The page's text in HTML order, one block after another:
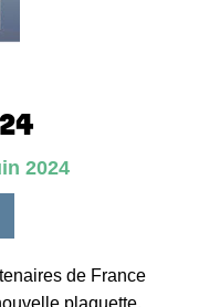
2024
de France